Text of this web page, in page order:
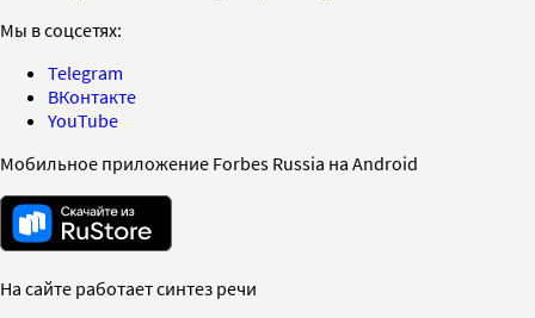
Мы в соцсетях:
Telegram
ВКонтакте
YouTube
Мобильное приложение Forbes Russia на Android
На сайте работает синтез речи